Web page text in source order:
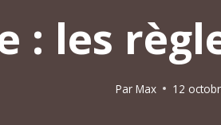
: les
Par Max 12